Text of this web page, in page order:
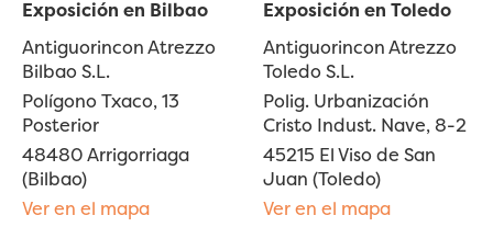
Exposición en Bilbao
Antiguorincon Atrezzo
Bilbao S.L.
Polígono Txaco, 13
Posterior
48480 Arrigorriaga
(Bilbao)
Ver en el mapa
Exposición en Toledo
Antiguorincon Atrezzo
Toledo S.L.
Polig. Urbanización
Cristo Indust. Nave, 8-2
45215 El Viso de San
Juan (Toledo)
Ver en el mapa